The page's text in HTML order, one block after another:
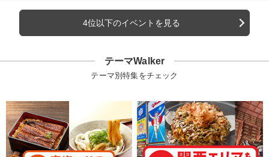
4位以下のイベントを見る
テーマWalker
テーマ別特集をチェック